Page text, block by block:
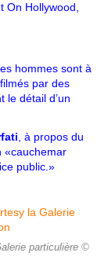
On Hollywood,
hommes sont à
par des
le détail d’un
, à propos du
«cauchemar
public.»
particulière ©